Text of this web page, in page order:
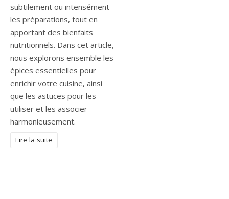
subtilement ou intensément
les préparations, tout en
apportant des bienfaits
nutritionnels. Dans cet article,
nous explorons ensemble les
épices essentielles pour
enrichir votre cuisine, ainsi
que les astuces pour les
utiliser et les associer
harmonieusement.
Lire la suite